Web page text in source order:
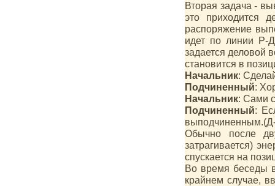
Вторая задача -
это приходится
распоряжение
идет по линии Р-
задается деловой
становится в
Начальник:
Подчиненный:
Начальник: Сами
Подчиненный:
Обычно после
затрагивается)
спускается на
Во время беседы
крайнем случае,